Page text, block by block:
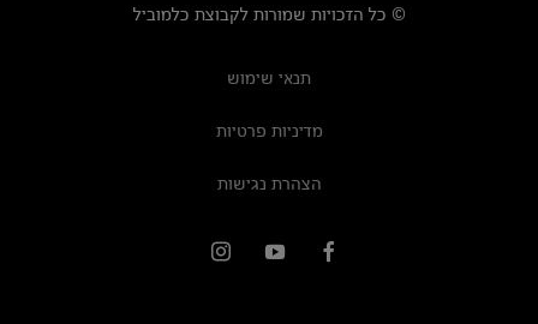
© כל הזכויות שמורות לקבוצת כלמוביל
תנאי שימוש
מדיניות פרטיות
הצהרת נגישות